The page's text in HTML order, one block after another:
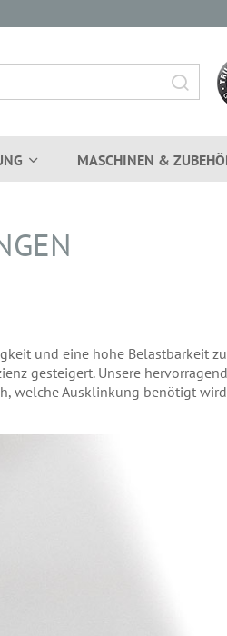
MASCHINEN &
und eine hohe Belastbarkeit
gesteigert. Unsere
welche Ausklinkung benötigt